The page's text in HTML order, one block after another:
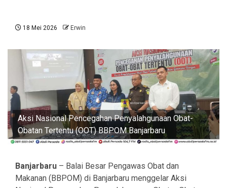
18 Mei 2026 Erwin
Aksi Nasional Pencegahan Penyalahgunaan Obat-
Obatan Tertentu (OOT) BBPOM Banjarbaru
Banjarbaru – Balai Besar Pengawas Obat dan
Makanan (BBPOM) di Banjarbaru menggelar Aksi